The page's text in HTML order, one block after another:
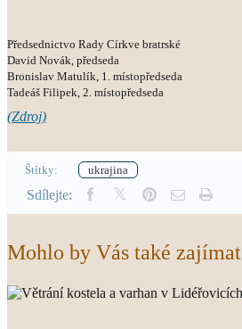
Předsednictvo Rady Církve bratrské
David Novák, předseda
Bronislav Matulík, 1. místopředseda
Tadeáš Filipek, 2. místopředseda
(Zdroj)
Štítky: ukrajina
Sdílejte:
Mohlo by Vás také zajímat